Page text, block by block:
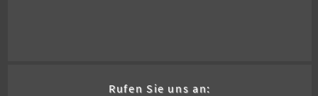
Rufen Sie uns an: